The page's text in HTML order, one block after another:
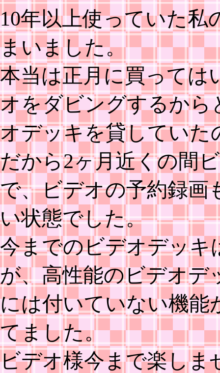
10年以上使っていた
まいました。
本当は正月に買っては
オをダビングするか
オデッキを貸していた
だから2ヶ月近くの間
で、ビデオの予約録画
い状態でした。
今までのビデオデッキ
が、高性能のビデオデ
には付いていない機能
てました。
ビデオ様今まで楽しま